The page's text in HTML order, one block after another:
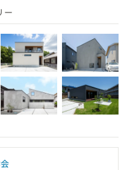
本県 (3)
ません。ハウスプランで
可能な限りシンプルにする
います。
ー